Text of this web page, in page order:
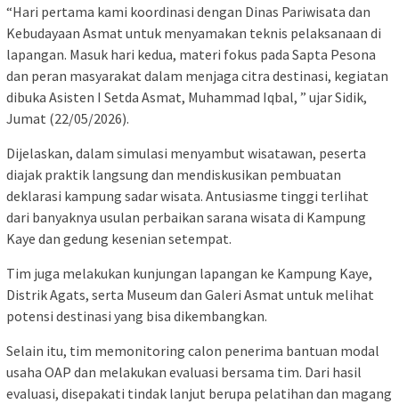
“Hari pertama kami koordinasi dengan Dinas Pariwisata dan
Kebudayaan Asmat untuk menyamakan teknis pelaksanaan di
lapangan. Masuk hari kedua, materi fokus pada Sapta Pesona
dan peran masyarakat dalam menjaga citra destinasi, kegiatan
dibuka Asisten I Setda Asmat, Muhammad Iqbal, ” ujar Sidik,
Jumat (22/05/2026).
Dijelaskan, dalam simulasi menyambut wisatawan, peserta
diajak praktik langsung dan mendiskusikan pembuatan
deklarasi kampung sadar wisata. Antusiasme tinggi terlihat
dari banyaknya usulan perbaikan sarana wisata di Kampung
Kaye dan gedung kesenian setempat.
Tim juga melakukan kunjungan lapangan ke Kampung Kaye,
Distrik Agats, serta Museum dan Galeri Asmat untuk melihat
potensi destinasi yang bisa dikembangkan.
Selain itu, tim memonitoring calon penerima bantuan modal
usaha OAP dan melakukan evaluasi bersama tim. Dari hasil
evaluasi, disepakati tindak lanjut berupa pelatihan dan magang